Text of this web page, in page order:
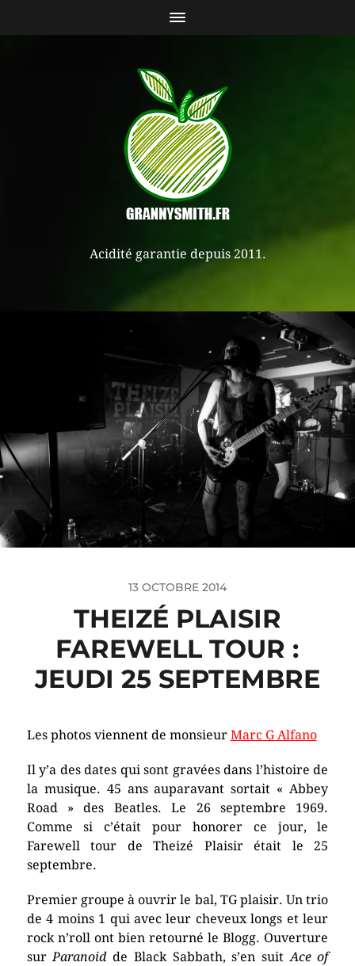
Acidité garantie depuis 2011.
13 OCTOBRE 2014
THEIZÉ PLAISIR
FAREWELL TOUR :
JEUDI 25 SEPTEMBRE
Les photos viennent de monsieur Marc G Alfano
Il y’a des dates qui sont gravées dans l’histoire de
la musique. 45 ans auparavant sortait « Abbey
Road » des Beatles. Le 26 septembre 1969.
Comme si c’était pour honorer ce jour, le
Farewell tour de Theizé Plaisir était le 25
septembre.
Premier groupe à ouvrir le bal, TG plaisir. Un trio
de 4 moins 1 qui avec leur cheveux longs et leur
rock n’roll ont bien retourné le Blogg. Ouverture
surParanoidde Black Sabbath, s’en suitAce of